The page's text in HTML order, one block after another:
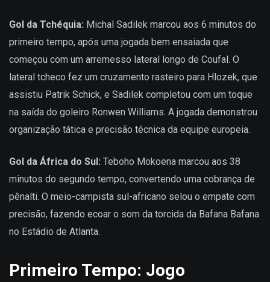
Gol da Tchéquia: Michal Sadilek marcou aos 6 minutos do
primeiro tempo, após uma jogada bem ensaiada que
começou com um arremesso lateral longo de Coufal. O
lateral tcheco fez um cruzamento rasteiro para Hlozek, que
assistiu Patrik Schick, e Sadilek completou com um toque
na saída do goleiro Ronwen Williams. A jogada demonstrou
organização tática e precisão técnica da equipe europeia.
Gol da África do Sul: Teboho Mokoena marcou aos 38
minutos do segundo tempo, convertendo uma cobrança de
pênalti. O meio-campista sul-africano selou o empate com
precisão, fazendo ecoar o som da torcida da Bafana Bafana
no Estádio de Atlanta.
Primeiro Tempo: Jogo